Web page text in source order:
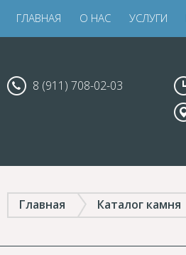
ГЛАВНАЯ О НАС УСЛУГИ
8 (911) 708-02-03
Главная Каталог камня